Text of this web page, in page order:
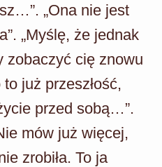
„Ona nie jest
„Myślę, że jednak
zobaczyć cię znowu
już przeszłość,
przed sobą…”.
mów już więcej,
zrobiła. To ja